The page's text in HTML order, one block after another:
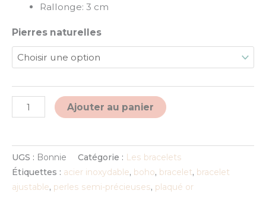
Rallonge: 3 cm
Pierres naturelles
Ajouter au panier Alternative:
UGS : Bonnie Catégorie : Les bracelets
Étiquettes : acier inoxydable, boho, bracelet, bracelet
ajustable, perles semi-précieuses, plaqué or